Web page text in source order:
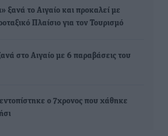
ξανά το Αιγαίο και προκαλεί με
Πλαίσιο για τον Τουρισμό
στο Αιγαίο με 6 παραβάσεις του
ο 7χρονος που χάθηκε